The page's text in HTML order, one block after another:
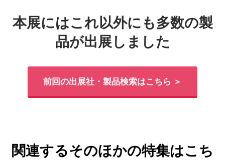
本展にはこれ以外にも多数の製
品が出展しました
前回の出展社・製品検索はこちら ＞
関連するそのほかの特集はこち